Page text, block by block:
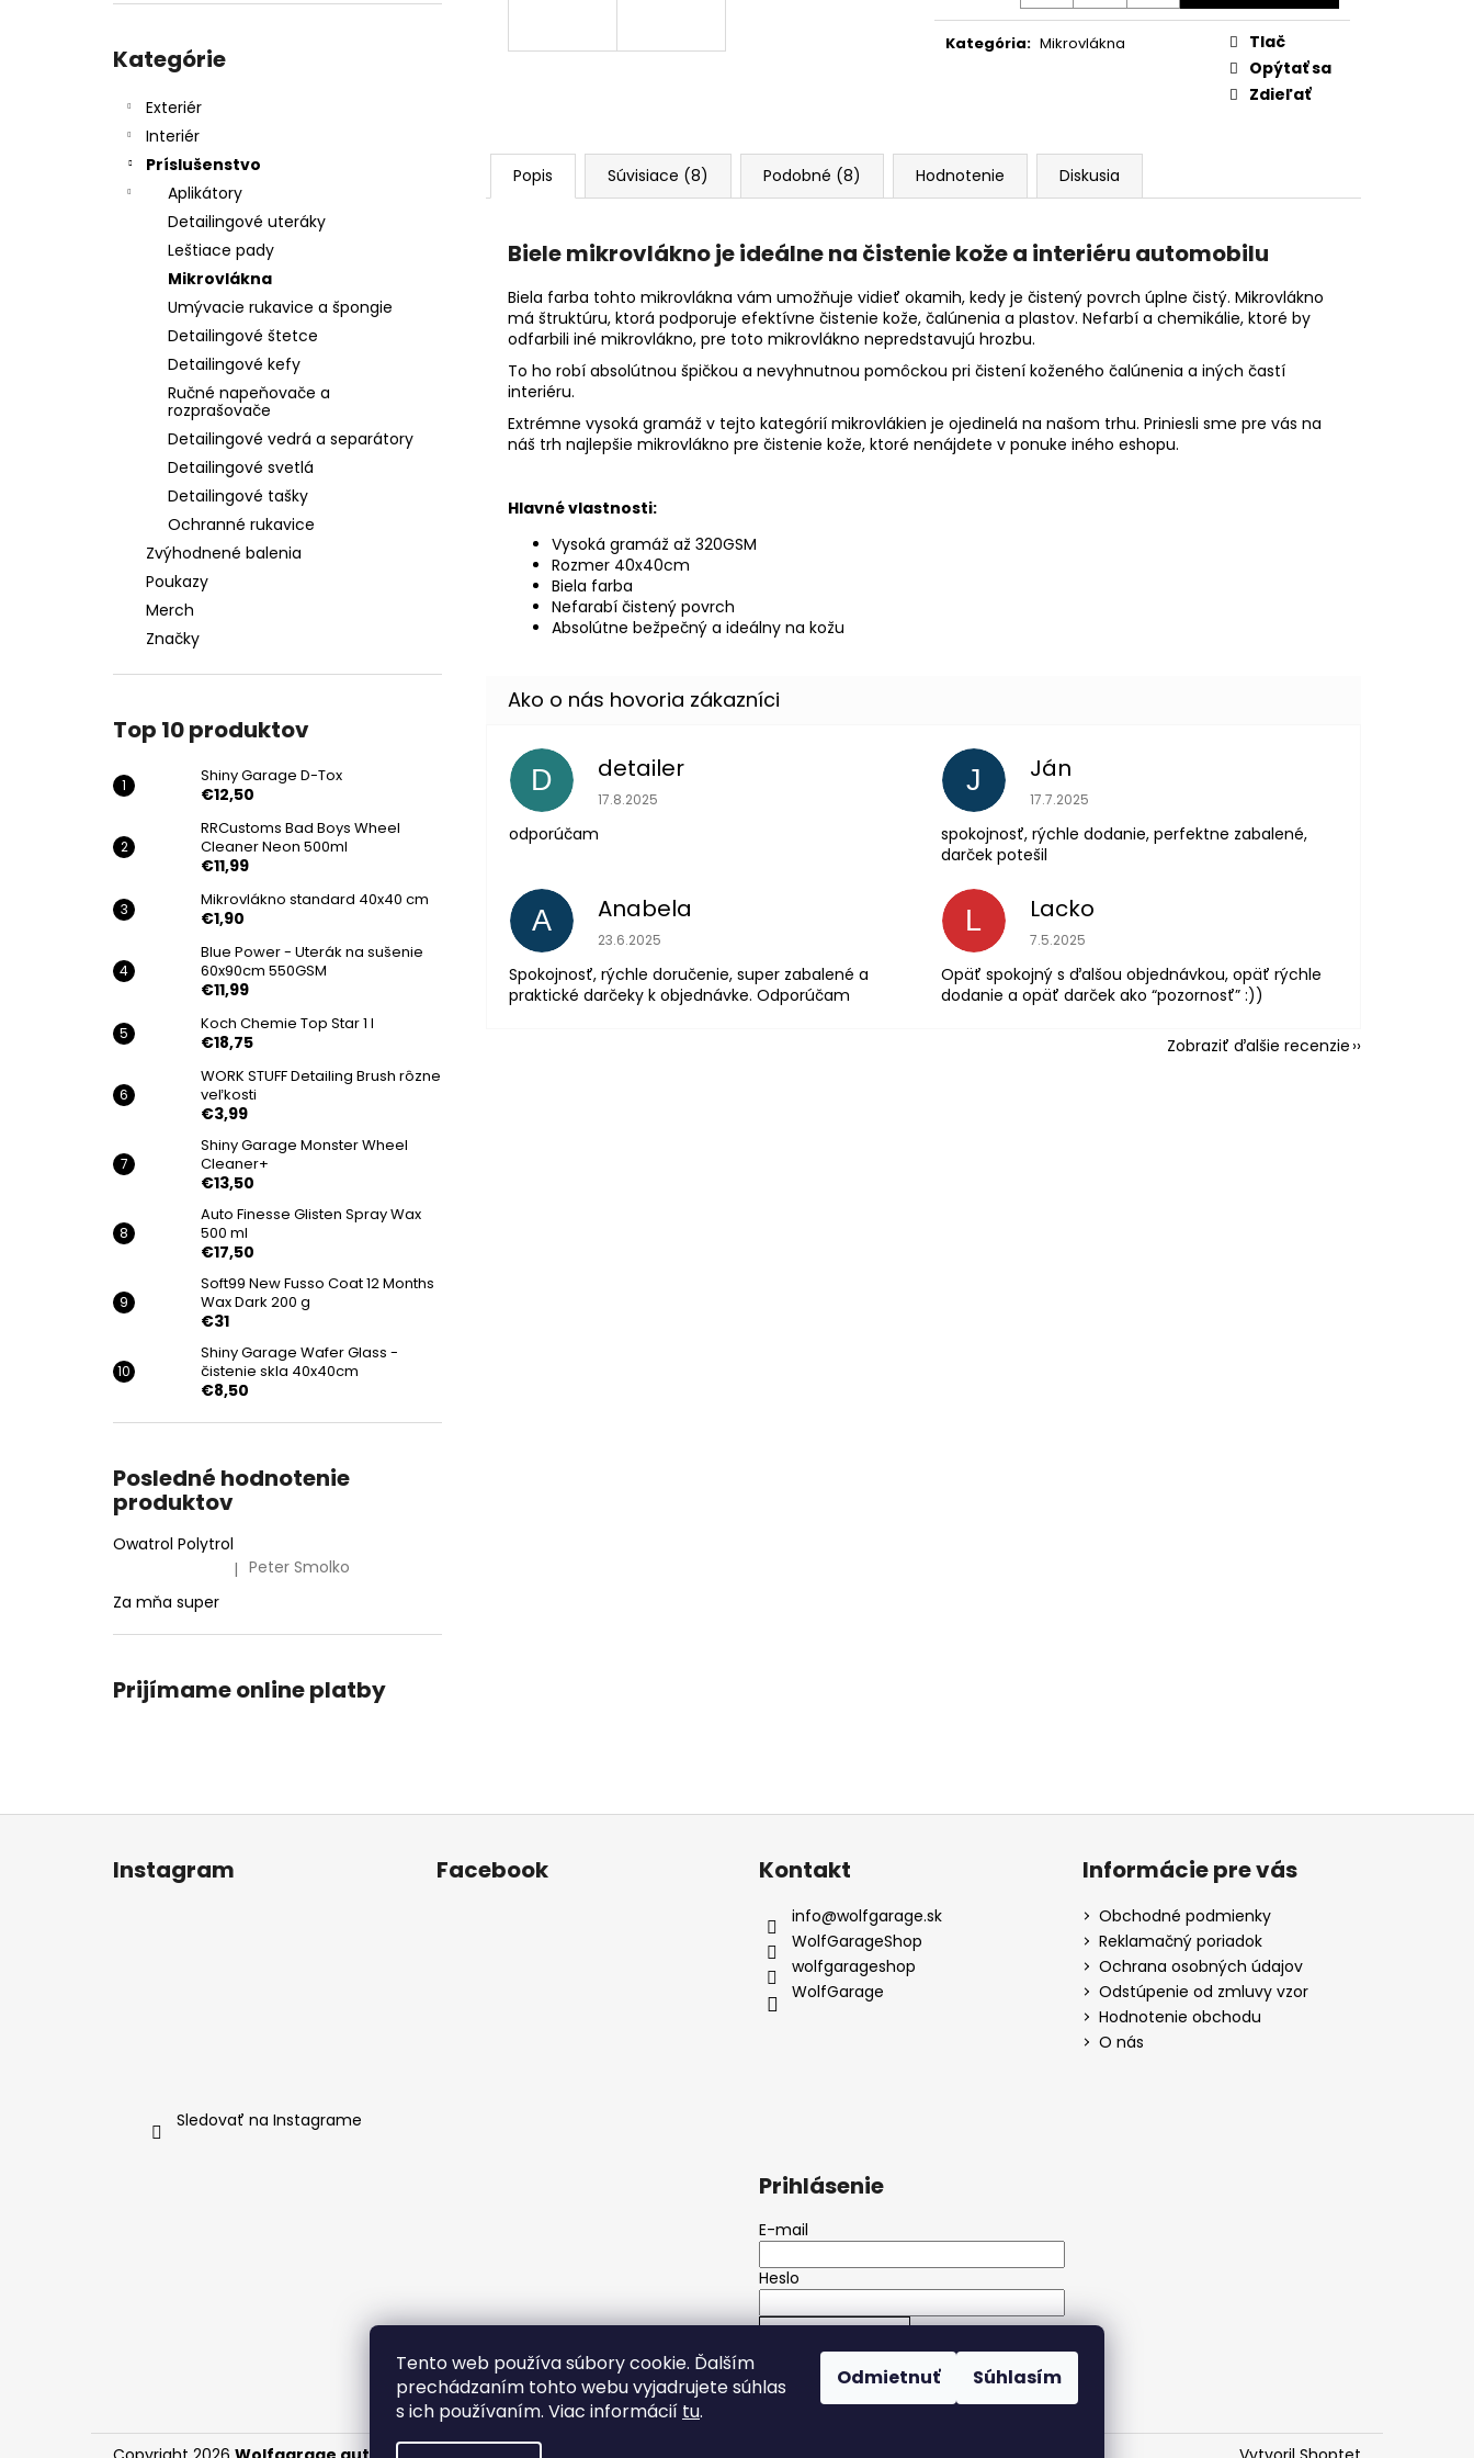
Tento web používa súbory cookie. Ďalším
prechádzaním tohto webu vyjadrujete súhlas
s ich používaním. Viac informácií tu.
Odmietnuť Súhlasím
kategórie
Kategórie
Exteriér
Interiér
Príslušenstvo
Aplikátory
Detailingové uteráky
Leštiace pady
Mikrovlákna
Umývacie rukavice a špongie
Detailingové štetce
Detailingové kefy
Ručné napeňovače a
rozprašovače
Detailingové vedrá a separátory
Detailingové svetlá
Detailingové tašky
Ochranné rukavice
Zvýhodnené balenia
Poukazy
Merch
Značky
Top 10 produktov
Shiny Garage D-Tox
€12,50
RRCustoms Bad Boys Wheel
Cleaner Neon 500ml
€11,99
Mikrovlákno standard 40x40 cm
€1,90
Blue Power - Uterák na sušenie
60x90cm 550GSM
€11,99
Koch Chemie Top Star 1 l
€18,75
WORK STUFF Detailing Brush rôzne
veľkosti
€3,99
Shiny Garage Monster Wheel
Cleaner+
€13,50
Auto Finesse Glisten Spray Wax
500 ml
€17,50
Soft99 New Fusso Coat 12 Months
Wax Dark 200 g
€31
Shiny Garage Wafer Glass -
čistenie skla 40x40cm
€8,50
Posledné hodnotenie
produktov
Owatrol Polytrol
Hodnotenie produktu je 5 z 5 hviezdičiek.
| Peter Smolko
Za mňa super
Prijímame online platby
Kategória: Mikrovlákna
Tlač
Opýtať sa
Zdieľať
Popis Súvisiace (8) Podobné (8) Hodnotenie Diskusia
Biele mikrovlákno je ideálne na čistenie kože a interiéru automobilu
Biela farba tohto mikrovlákna vám umožňuje vidieť okamih, kedy je čistený povrch úplne čistý. Mikrovlákno
má štruktúru, ktorá podporuje efektívne čistenie kože, čalúnenia a plastov. Nefarbí a chemikálie, ktoré by
odfarbili iné mikrovlákno, pre toto mikrovlákno nepredstavujú hrozbu.
To ho robí absolútnou špičkou a nevyhnutnou pomôckou pri čistení koženého čalúnenia a iných častí
interiéru.
Extrémne vysoká gramáž v tejto kategórií mikrovlákien je ojedinelá na našom trhu. Priniesli sme pre vás na
náš trh najlepšie mikrovlákno pre čistenie kože, ktoré nenájdete v ponuke iného eshopu.
Hlavné vlastnosti:
Vysoká gramáž až 320GSM
Rozmer 40x40cm
Biela farba
Nefarabí čistený povrch
Absolútne bežpečný a ideálny na kožu
D detailer
Hodnotenie obchodu je 5 z 5 hviezdičiek.
17.8.2025
odporúčam
J Ján
Hodnotenie obchodu je 5 z 5 hviezdičiek.
17.7.2025
spokojnosť, rýchle dodanie, perfektne zabalené,
darček potešil
A Anabela
Hodnotenie obchodu je 5 z 5 hviezdičiek.
23.6.2025
Spokojnosť, rýchle doručenie, super zabalené a
praktické darčeky k objednávke. Odporúčam
L Lacko
Hodnotenie obchodu je 5 z 5 hviezdičiek.
7.5.2025
Opäť spokojný s ďalšou objednávkou, opäť rýchle
dodanie a opäť darček ako “pozornosť” :))
Zobraziť ďalšie recenzie
SHINY GARAGE D-TOX
€11,99
MIKROVLÁKNO STANDARD 40X40 CM
Z
Instagram
Sledovať na Instagrame
Facebook Kontakt
info@wolfgarage.sk
WolfGarageShop
wolfgarageshop
WolfGarage
Informácie pre vás
Obchodné podmienky
Reklamačný poriadok
Ochrana osobných údajov
Odstúpenie od zmluvy vzor
Hodnotenie obchodu
O nás
Prihlásenie
E-mail
Heslo
PRIHLÁSIŤ SA
Nová registráciaZabudnuté heslo